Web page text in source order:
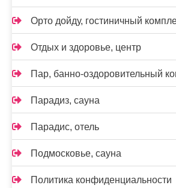
Орто дойду, гостиничный
Отдых и здоровье, центр
Пар, банно-оздоровительный
Парадиз, сауна
Парадис, отель
Подмосковье, сауна
Политика конфиденциальности